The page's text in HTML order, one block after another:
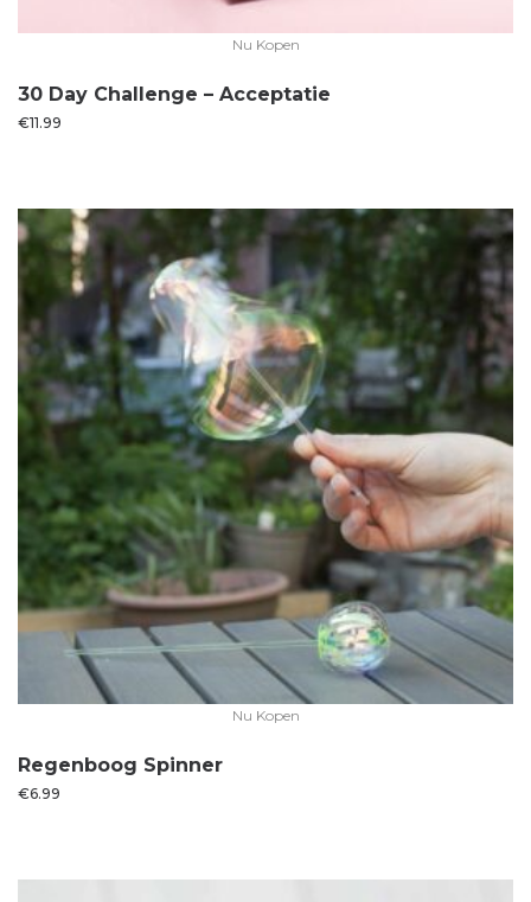
Nu Kopen
30 Day Challenge – Acceptatie
€11.99
Nu Kopen
Regenboog Spinner
€6.99